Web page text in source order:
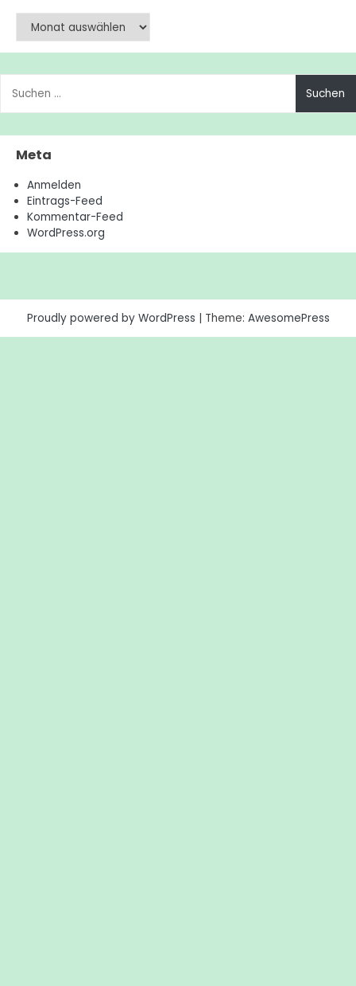
Archiv
nach:
Meta
Anmelden
Eintrags-Feed
Kommentar-Feed
WordPress.org
Proudly powered by WordPress | Theme: AwesomePress